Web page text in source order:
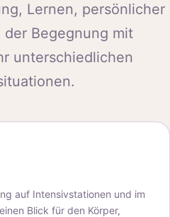
Lernen, persönlicher
Begegnung mit
unterschiedlichen
auf Intensivstationen und im
Blick für den Körper,